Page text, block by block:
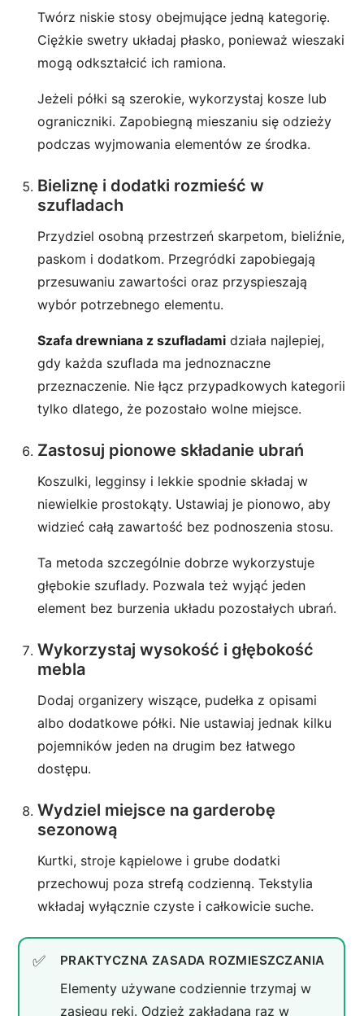
Twórz niskie stosy obejmujące jedną kategorię.
Ciężkie swetry układaj płasko, ponieważ wieszaki
mogą odkształcić ich ramiona.
Jeżeli półki są szerokie, wykorzystaj kosze lub
ograniczniki. Zapobiegną mieszaniu się odzieży
podczas wyjmowania elementów ze środka.
Bieliznę i dodatki rozmieść w
szufladach
Przydziel osobną przestrzeń skarpetom, bieliźnie,
paskom i dodatkom. Przegródki zapobiegają
przesuwaniu zawartości oraz przyspieszają
wybór potrzebnego elementu.
Szafa drewniana z szufladami działa najlepiej,
gdy każda szuflada ma jednoznaczne
przeznaczenie. Nie łącz przypadkowych kategorii
tylko dlatego, że pozostało wolne miejsce.
Zastosuj pionowe składanie ubrań
Koszulki, legginsy i lekkie spodnie składaj w
niewielkie prostokąty. Ustawiaj je pionowo, aby
widzieć całą zawartość bez podnoszenia stosu.
Ta metoda szczególnie dobrze wykorzystuje
głębokie szuflady. Pozwala też wyjąć jeden
element bez burzenia układu pozostałych ubrań.
Wykorzystaj wysokość i głębokość
mebla
Dodaj organizery wiszące, pudełka z opisami
albo dodatkowe półki. Nie ustawiaj jednak kilku
pojemników jeden na drugim bez łatwego
dostępu.
Wydziel miejsce na garderobę
sezonową
Kurtki, stroje kąpielowe i grube dodatki
przechowuj poza strefą codzienną. Tekstylia
wkładaj wyłącznie czyste i całkowicie suche.
PRAKTYCZNA ZASADA ROZMIESZCZANIA
Elementy używane codziennie trzymaj w
zasięgu ręki. Odzież zakładaną raz w